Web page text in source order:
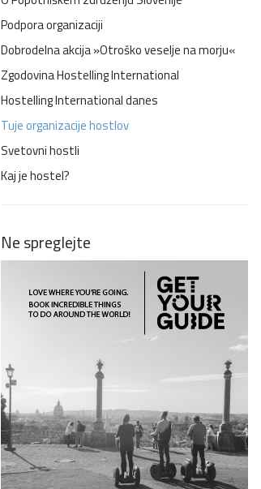
Podpora organizaciji
Dobrodelna akcija »Otroško veselje na morju«
Zgodovina Hostelling International
Hostelling International danes
Tuje organizacije hostlov
Svetovni hostli
Kaj je hostel?
Ne spreglejte